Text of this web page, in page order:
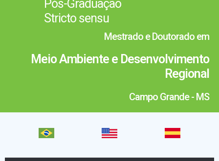
Pós-Graduação
Stricto sensu
Mestrado e Doutorado em
Meio Ambiente e Desenvolvimento
Regional
Campo Grande - MS